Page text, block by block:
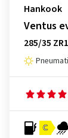
Hankook
Ventus
285/35
C